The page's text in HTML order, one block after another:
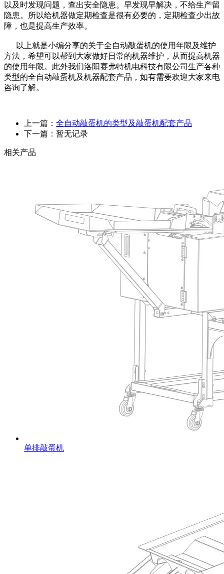
以及时发现问题，查出安全隐患。早发现早解决，不给生产留
隐患。所以给机器做定期检查是很有必要的，定期检查少出故
障，也是提高生产效率。
以上就是小编分享的关于全自动敲蛋机的使用年限及维护
方法，希望可以帮到大家做好日常的机器维护，从而提高机器
的使用年限。此外我们洛阳赛弗特机电科技有限公司生产各种
类型的全自动敲蛋机及机器配套产品，如有需要欢迎大家来电
咨询了解。
上一篇： 全自动敲蛋机的类型及敲蛋机配套产品
下一篇：暂无记录
相关产品
单排敲蛋机